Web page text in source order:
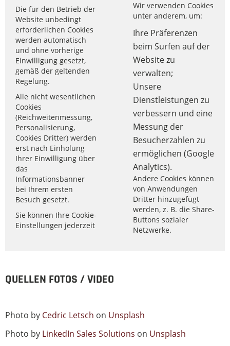
Die für den Betrieb der
Website unbedingt
erforderlichen Cookies
werden automatisch
und ohne vorherige
Einwilligung gesetzt,
gemäß der geltenden
Regelung.
Alle nicht wesentlichen
Cookies
(Reichweitenmessung,
Personalisierung,
Cookies Dritter) werden
erst nach Einholung
Ihrer Einwilligung über
das
Informationsbanner
bei Ihrem ersten
Besuch gesetzt.
Sie können Ihre Cookie-
Einstellungen jederzeit
Wir verwenden Cookies
unter anderem, um:
Ihre Präferenzen
beim Surfen auf der
Website zu
verwalten;
Unsere
Dienstleistungen zu
verbessern und eine
Messung der
Besucherzahlen zu
ermöglichen (Google
Analytics).
Andere Cookies können
von Anwendungen
Dritter hinzugefügt
werden, z. B. die Share-
Buttons sozialer
Netzwerke.
QUELLEN FOTOS / VIDEO
Photo by Cedric Letsch on Unsplash
Photo by LinkedIn Sales Solutions on Unsplash